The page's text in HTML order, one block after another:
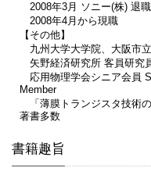
2008年3月 ソニー(株) 退職
2008年4月から現職
【その他】
九州大学大学院、大阪市
矢野経済研究所 客員研究
応用物理学会シニア会員
Member
「薄膜トランジスタ技術
著書多数
書籍趣旨